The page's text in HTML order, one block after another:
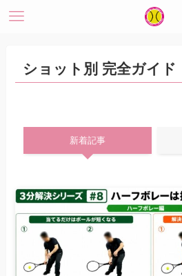
ショット別 完全ガイド
新着記事